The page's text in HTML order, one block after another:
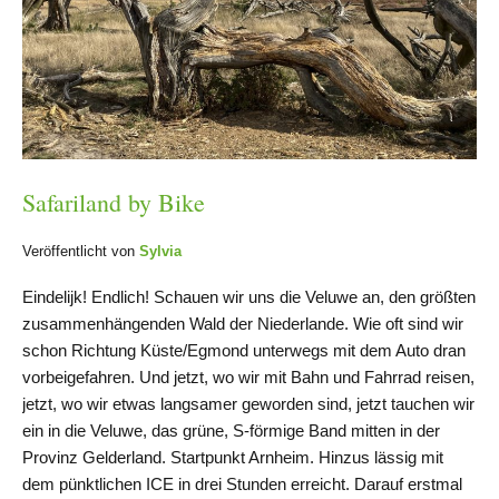
Safariland by Bike
Veröffentlicht von Sylvia
Eindelijk! Endlich! Schauen wir uns die Veluwe an, den größten
zusammenhängenden Wald der Niederlande. Wie oft sind wir
schon Richtung Küste/Egmond unterwegs mit dem Auto dran
vorbeigefahren. Und jetzt, wo wir mit Bahn und Fahrrad reisen,
jetzt, wo wir etwas langsamer geworden sind, jetzt tauchen wir
ein in die Veluwe, das grüne, S-förmige Band mitten in der
Provinz Gelderland. Startpunkt Arnheim. Hinzus lässig mit
dem pünktlichen ICE in drei Stunden erreicht. Darauf erstmal